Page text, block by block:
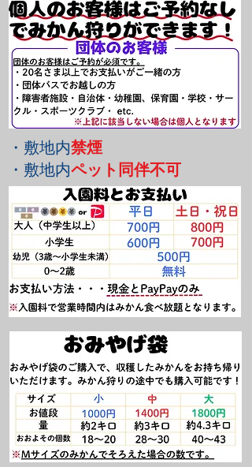
・敷地内禁煙
・敷地内ペット同伴不可